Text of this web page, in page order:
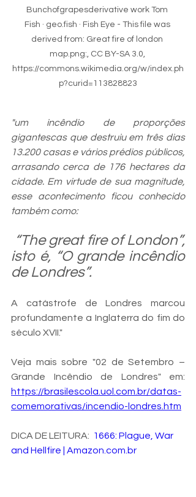
Bunchofgrapesderivative work Tom
Fish · geo.fish · Fish Eye - This file was
derived from: Great fire of london
map.png:, CC BY-SA 3.0,
https://commons.wikimedia.org/w/index.ph
p?curid=113828823
"um incêndio de proporções
gigantescas que destruiu em três dias
13.200 casas e vários prédios públicos,
arrasando cerca de 176 hectares da
cidade. Em virtude de sua magnitude,
esse acontecimento ficou conhecido
também como:
isto é, “O grande incêndio
de Londres”.
A catástrofe de Londres marcou
profundamente a Inglaterra do fim do
século XVII."
Veja mais sobre "02 de Setembro –
https://brasilescola.uol.com.br/datas-
comemorativas/incendio-londres.htm
DICA DE LEITURA: 1666: Plague, War
and Hellfire | Amazon.com.br